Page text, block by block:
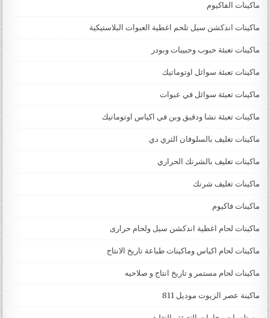
ماكينات الفاكيوم
ماكينات اندكشن سيل تلحم اغطية العبوات البلاستيكية
ماكينات تعبئة حبوب وحبيبات وبودر
ماكينات تعبئة سوائل اوتوماتيك
ماكينات تعبئة سوائل في عبوات
ماكينات تعبئة نشا ودقيق وبن في اكياس اوتوماتيك
ماكينات تغليف بالسلوفان الثري دي
ماكينات تغليف بالشرنك الحراري
ماكينات تغليف شرنك
ماكينات فاكيوم
ماكينات لحام اغطية اندكشن سيل ولحام حرارى
ماكينات لحام اكياس وماكينات طباعة تاريخ الانتاج
ماكينات لحام مستمر و تاريخ انتاج و صلاحيه
ماكينة عصر الزيوت موديل 811